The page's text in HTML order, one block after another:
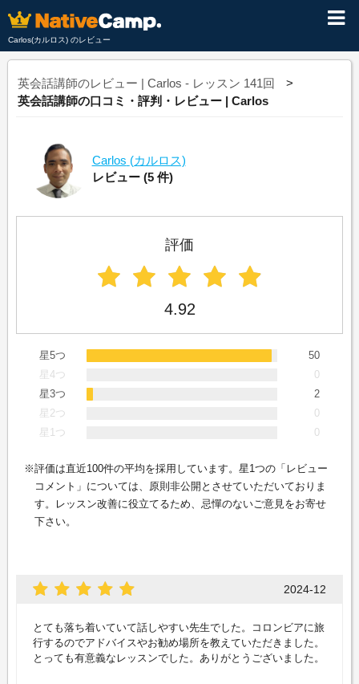
Carlos(カルロス) のレビュー
英会話講師のレビュー | Carlos - レッスン 141回
英会話講師の口コミ・評判・レビュー | Carlos
Carlos (カルロス)
レビュー (5 件)
評価
4.92
星5つ
50
星4つ
0
星3つ
2
星2つ
0
星1つ
0
評価は直近100件の平均を採用しています。星1つの「レビュー
コメント」については、原則非公開とさせていただいておりま
す。レッスン改善に役立てるため、忌憚のないご意見をお寄せ
下さい。
2024-12
とても落ち着いていて話しやすい先生でした。コロンビアに旅
行するのでアドバイスやお勧め場所を教えていただきました。
とっても有意義なレッスンでした。ありがとうございました。